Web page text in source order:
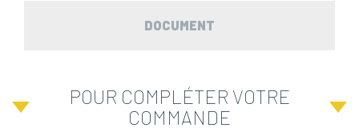
DOCUMENT
POUR COMPLÉTER VOTRE
COMMANDE